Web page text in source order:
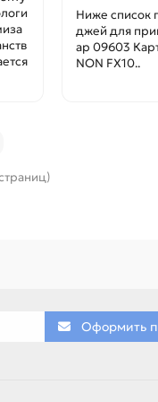
Ниже список
джей для
ар 09603
NON FX10..
Оформить